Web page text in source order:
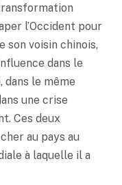
l’Occident pour
son voisin chinois,
dans le
dans le même
une crise
Ces deux
au pays au
à laquelle il a